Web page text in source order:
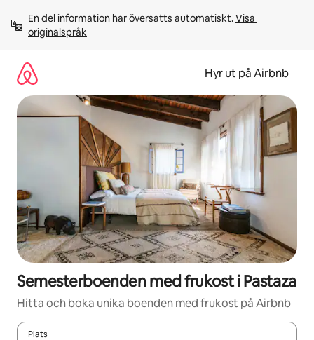
innehåll
En del information har översatts automatiskt. Visa
originalspråk
Hyr ut på Airbnb
Semesterboenden med frukost i Pastaza
Hitta och boka unika boenden med frukost på Airbnb
Plats